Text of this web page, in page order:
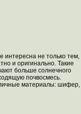
интересна не только тем,
и оригинально. Такие
больше солнечного
почвосмесь.
материалы: шифер,